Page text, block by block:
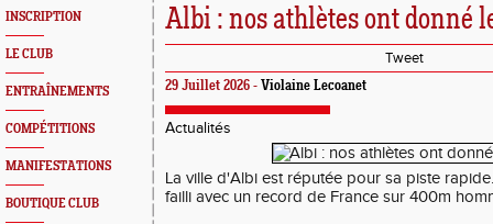
INSCRIPTION
LE CLUB
ENTRAÎNEMENTS
COMPÉTITIONS
MANIFESTATIONS
BOUTIQUE CLUB
Albi : nos athlètes ont donné
Tweet
29 Juillet 2026 - Violaine Lecoanet
Actualités
La ville d'Albi est réputée pour sa piste
failli avec un record de France sur 400m